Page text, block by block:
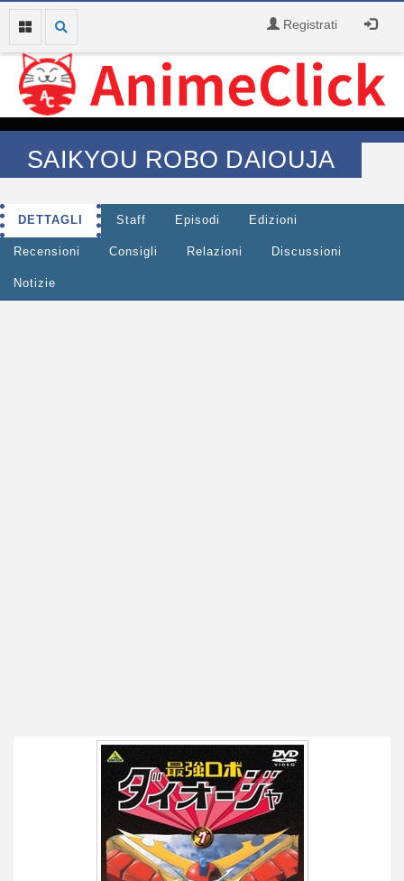
Registrati
SAIKYOU ROBO DAIOUJA
DETTAGLI Staff Episodi Edizioni
Recensioni Consigli Relazioni Discussioni
Notizie